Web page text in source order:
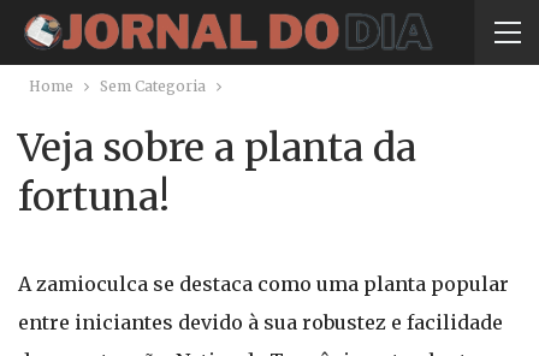
Home Sem Categoria
Veja sobre a planta da
fortuna!
A zamioculca se destaca como uma planta popular
entre iniciantes devido à sua robustez e facilidade